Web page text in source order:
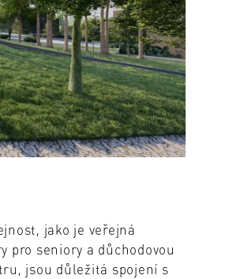
jako je veřejná
pro seniory a důchodovou
jsou důležitá spojení s